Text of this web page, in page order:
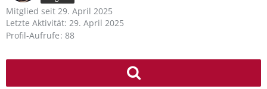
Mitglied seit 29. April 2025
Letzte Aktivität: 29. April 2025
Profil-Aufrufe 88